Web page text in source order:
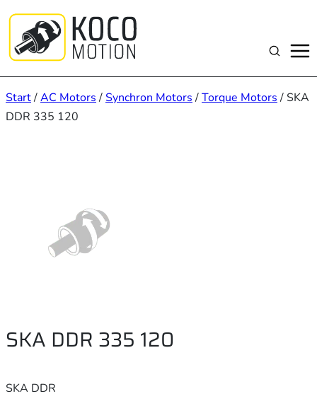
Inhalt
springen
Suchen
Start/AC Motors /Synchron Motors /Torque Motors / SKA
DDR 335 120
SKA DDR 335 120
SKA DDR